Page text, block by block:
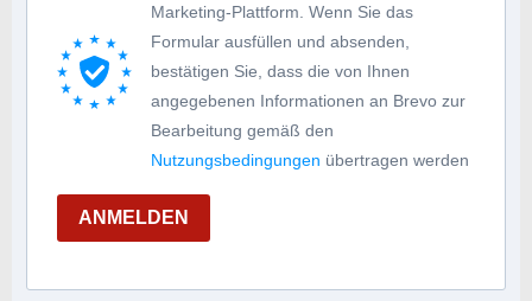
Marketing-Plattform. Wenn Sie das
Formular ausfüllen und absenden,
bestätigen Sie, dass die von Ihnen
angegebenen Informationen an Brevo zur
Bearbeitung gemäß den
Nutzungsbedingungen übertragen werden
ANMELDEN